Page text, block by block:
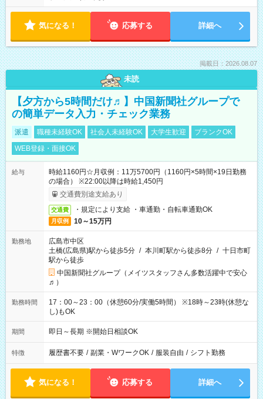
気になる！ 応募する 詳細へ
掲載日：2026.08.07
未読
【夕方から5時間だけ♬】中国新聞社グループで
の簡単データ入力・チェック業務
派遣 職種未経験OK 社会人未経験OK 大学生歓迎
ブランクOK
WEB登録・面接OK
給与
時給1160円☆月収例：11万5700円（1160円×5時間×19日勤務
の場合） ※22:00以降は時給1,450円
交通費別途支給あり
交通費 ・規定により支給 ・車通勤・自転車通勤OK
月収例 10～15万円
勤務地
広島市中区
土橋(広島県)駅から徒歩5分 / 本川町駅から徒歩8分 / 十日市町
駅から徒歩
中国新聞社グループ（メイツスタッフさん多数活躍中で安心
♬）
勤務時間
17：00～23：00（休憩60分/実働5時間） ※18時～23時(休憩な
し)もOK
期間 即日～長期 ※開始日相談OK
特徴 履歴書不要 / 副業・WワークOK / 服装自由 / シフト勤務
気になる！ 応募する 詳細へ